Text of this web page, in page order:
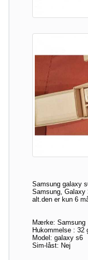
Samsung galaxy
Samsung,
alt.den er kun 6
Mærke: Samsung
Hukommelse : 32
Model: galaxy s6
Sim-låst: Nej